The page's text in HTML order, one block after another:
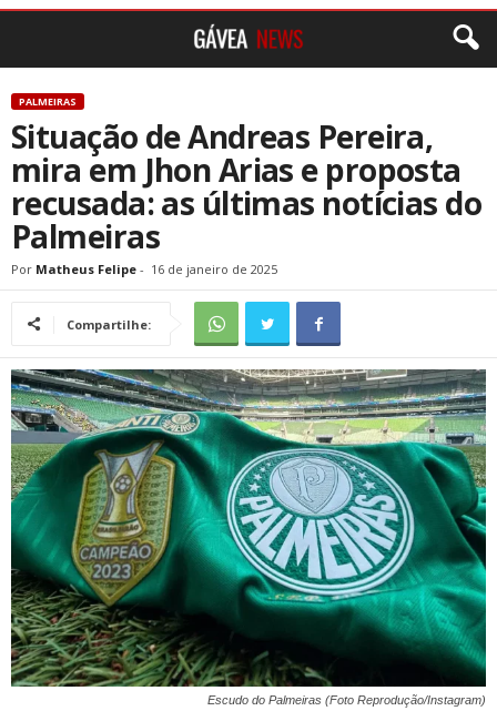
PALMEIRAS
Situação de Andreas Pereira,
mira em Jhon Arias e proposta
recusada: as últimas notícias do
Palmeiras
Por Matheus Felipe - 16 de janeiro de 2025
Compartilhe:
Escudo do Palmeiras (Foto Reprodução/Instagram)